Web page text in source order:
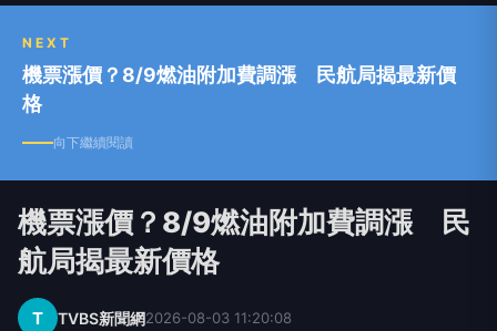
NEXT
機票漲價？8/9燃油附加費調漲 民航局揭最新價
格
向下繼續閱讀
機票漲價？8/9燃油附加費調漲 民
航局揭最新價格
T TVBS新聞網2026-08-03 11:20:08